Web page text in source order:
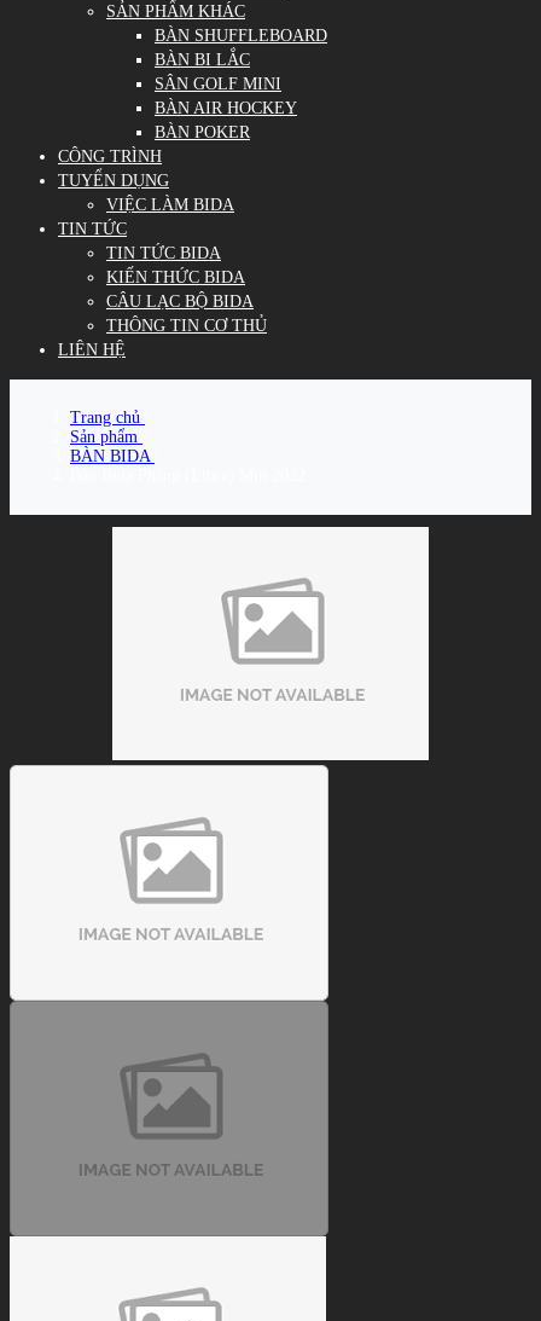
SẢN PHẨM KHÁC
BÀN SHUFFLEBOARD
BÀN BI LẮC
SÂN GOLF MINI
BÀN AIR HOCKEY
BÀN POKER
CÔNG TRÌNH
TUYỂN DỤNG
VIỆC LÀM BIDA
TIN TỨC
TIN TỨC BIDA
KIẾN THỨC BIDA
CÂU LẠC BỘ BIDA
THÔNG TIN CƠ THỦ
LIÊN HỆ
Trang chủ
Sản phẩm
BÀN BIDA